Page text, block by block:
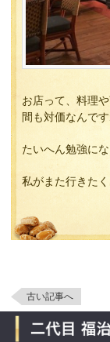
お店って、料理
間も対価なんです
たいへん勉強にな
私がまた行きた
古い記事へ